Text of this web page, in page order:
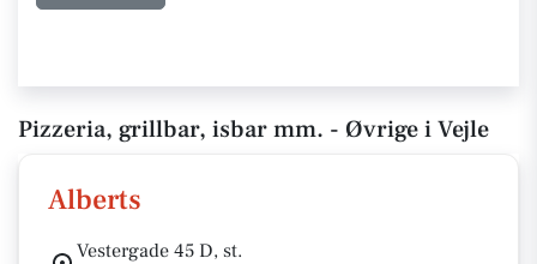
Pizzeria, grillbar, isbar mm. - Øvrige i Vejle
Alberts
Vestergade 45 D, st.